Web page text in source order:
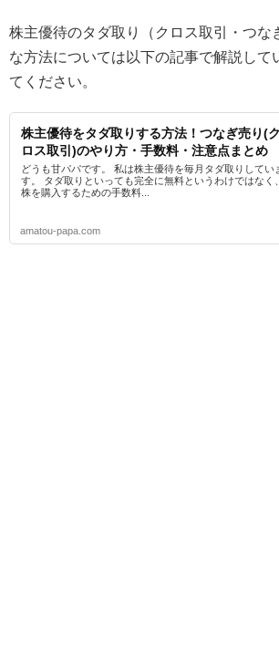
株主優待のタダ取り（クロス取引・つな
な方法については以下の記事で解説して
てください。
株主優待をタダ取りする方法！つなぎ売り(ク
ロス取引)のやり方・手数料・注意点まとめ
どうも甘パパです。 私は株主優待を毎月タダ取りしてい
す。 タダ取りといっても完全に無料というわけではなく、
株を購入するための手数料...
amatou-papa.com